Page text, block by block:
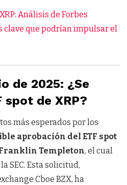
XRP: Análisis de Forbes
que podrían impulsar el
de 2025: ¿Se
spot de XRP?
más esperados por los
aprobación del ETF spot
Templeton, el cual
SEC. Esta solicitud,
Cboe BZX, ha